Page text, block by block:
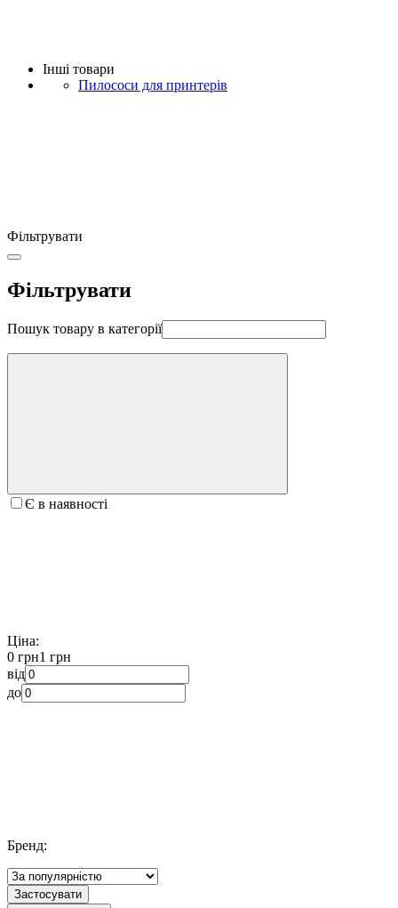
Iнші товари
Пилососи для принтерів
Фільтрувати
Фільтрувати
Пошук товару в категорії
Є в наявності
Ціна:
0 грн1 грн
від
до
Бренд:
Застосувати